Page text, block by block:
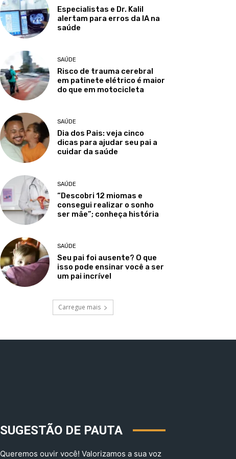
Especialistas e Dr. Kalil
alertam para erros da IA na
saúde
SAÚDE
Risco de trauma cerebral
em patinete elétrico é maior
do que em motocicleta
SAÚDE
Dia dos Pais: veja cinco
dicas para ajudar seu pai a
cuidar da saúde
SAÚDE
“Descobri 12 miomas e
consegui realizar o sonho
ser mãe”; conheça história
SAÚDE
Seu pai foi ausente? O que
isso pode ensinar você a ser
um pai incrível
Carregue mais
SUGESTÃO DE PAUTA
Queremos ouvir você! Valorizamos a sua voz